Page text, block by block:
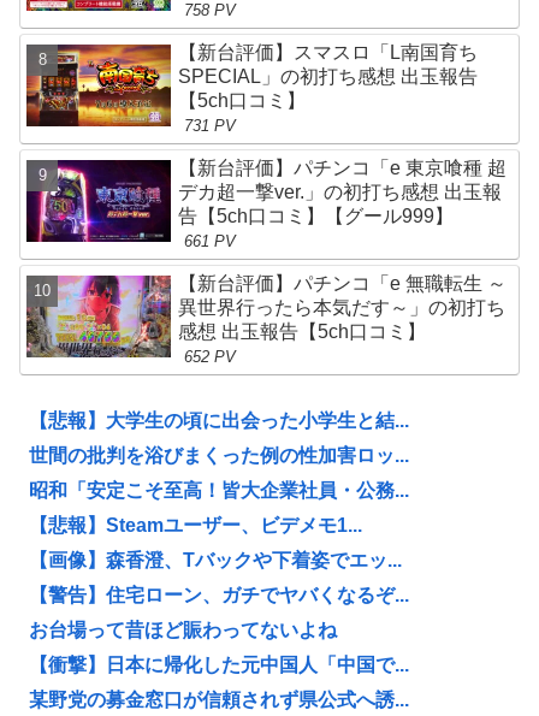
758 PV
【新台評価】スマスロ「L南国育ち
SPECIAL」の初打ち感想 出玉報告
【5ch口コミ】
731 PV
【新台評価】パチンコ「e 東京喰種 超
デカ超一撃ver.」の初打ち感想 出玉報
告【5ch口コミ】【グール999】
661 PV
【新台評価】パチンコ「e 無職転生 ～
異世界行ったら本気だす～」の初打ち
感想 出玉報告【5ch口コミ】
652 PV
【悲報】大学生の頃に出会った小学生と結...
世間の批判を浴びまくった例の性加害ロッ...
昭和「安定こそ至高！皆大企業社員・公務...
【悲報】Steamユーザー、ビデメモ1...
【画像】森香澄、Tバックや下着姿でエッ...
【警告】住宅ローン、ガチでヤバくなるぞ...
お台場って昔ほど賑わってないよね
【衝撃】日本に帰化した元中国人「中国で...
某野党の募金窓口が信頼されず県公式へ誘...